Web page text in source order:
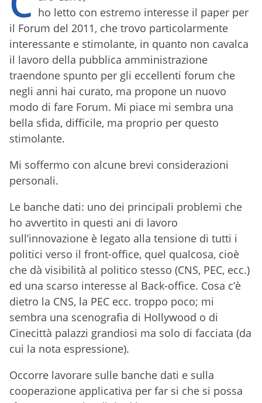
ho letto con estremo interesse il paper per
il Forum del 2011, che trovo particolarmente
interessante e stimolante, in quanto non cavalca
il lavoro della pubblica amministrazione
traendone spunto per gli eccellenti forum che
negli anni hai curato, ma propone un nuovo
modo di fare Forum. Mi piace mi sembra una
bella sfida, difficile, ma proprio per questo
stimolante.
Mi soffermo con alcune brevi considerazioni
personali.
Le banche dati: uno dei principali problemi che
ho avvertito in questi ani di lavoro
sull’innovazione è legato alla tensione di tutti i
politici verso il front-office, quel qualcosa, cioè
che dà visibilità al politico stesso (CNS, PEC, ecc.)
ed una scarso interesse al Back-office. Cosa c’è
dietro la CNS, la PEC ecc. troppo poco; mi
sembra una scenografia di Hollywood o di
Cinecittà palazzi grandiosi ma solo di facciata (da
cui la nota espressione).
Occorre lavorare sulle banche dati e sulla
cooperazione applicativa per far si che si possa